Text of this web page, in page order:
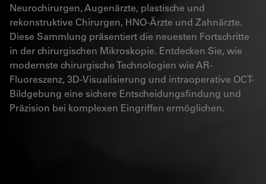
Neurochirurgen, Augenärzte, plastische und
rekonstruktive Chirurgen, HNO-Ärzte und Zahnärzte.
Diese Sammlung präsentiert die neuesten Fortschritte
in der chirurgischen Mikroskopie. Entdecken Sie, wie
modernste chirurgische Technologien wie AR-
Fluoreszenz, 3D-Visualisierung und intraoperative OCT-
Bildgebung eine sichere Entscheidungsfindung und
Präzision bei komplexen Eingriffen ermöglichen.